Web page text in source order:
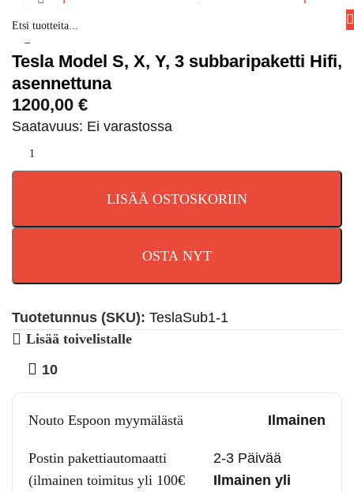
Tesla Model S, X, Y, 3 subbaripaketti Hifi,
asennettuna
1200,00 €
Saatavuus: Ei varastossa
LISÄÄ OSTOSKORIIN
OSTA NYT
Tuotetunnus (SKU): TeslaSub1-1
Lisää toivelistalle
10
Nouto Espoon myymälästä Ilmainen
Postin pakettiautomaatti
(ilmainen toimitus yli 100€
2-3 Päivää
Ilmainen yli